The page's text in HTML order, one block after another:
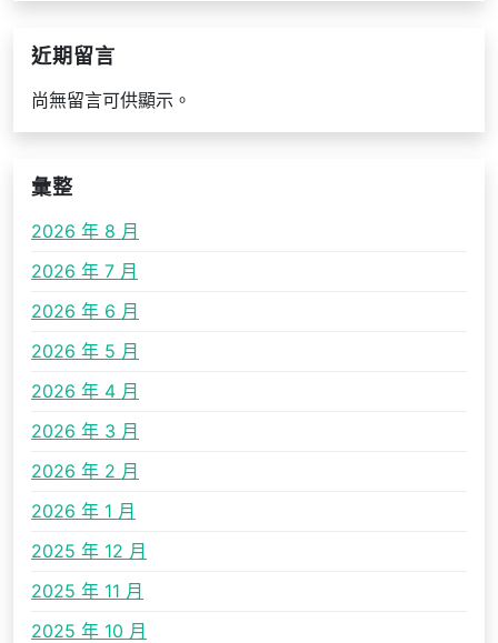
近期留言
尚無留言可供顯示。
彙整
2026 年 8 月
2026 年 7 月
2026 年 6 月
2026 年 5 月
2026 年 4 月
2026 年 3 月
2026 年 2 月
2026 年 1 月
2025 年 12 月
2025 年 11 月
2025 年 10 月